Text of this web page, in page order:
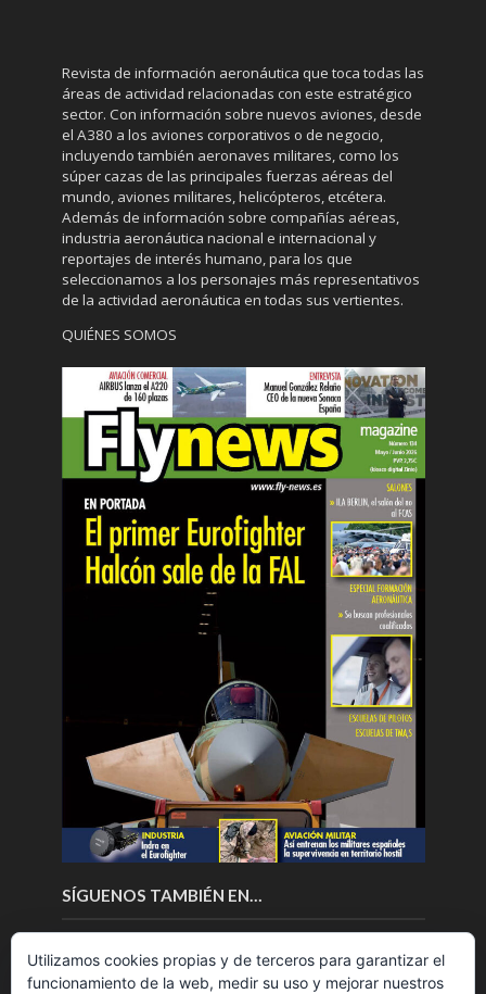
Revista de información aeronáutica que toca todas las
áreas de actividad relacionadas con este estratégico
sector. Con información sobre nuevos aviones, desde
el A380 a los aviones corporativos o de negocio,
incluyendo también aeronaves militares, como los
súper cazas de las principales fuerzas aéreas del
mundo, aviones militares, helicópteros, etcétera.
Además de información sobre compañías aéreas,
industria aeronáutica nacional e internacional y
reportajes de interés humano, para los que
seleccionamos a los personajes más representativos
de la actividad aeronáutica en todas sus vertientes.
QUIÉNES SOMOS
SÍGUENOS TAMBIÉN EN…
Utilizamos cookies propias y de terceros para garantizar el
funcionamiento de la web, medir su uso y mejorar nuestros